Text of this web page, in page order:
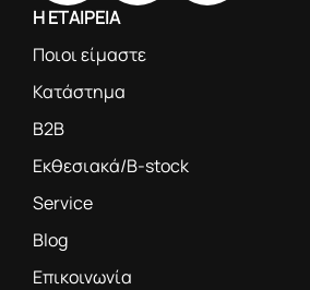
Η ΕΤΑΙΡΕΙΑ
Ποιοι είμαστε
Κατάστημα
B2B
Εκθεσιακά/B-stock
Service
Blog
Επικοινωνία